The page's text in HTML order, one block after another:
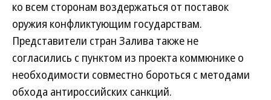
ко всем сторонам воздержаться от поставок
оружия конфликтующим государствам.
Представители стран Залива также не
согласились с пунктом из проекта коммюнике о
необходимости совместно бороться с методами
обхода антироссийских санкций.